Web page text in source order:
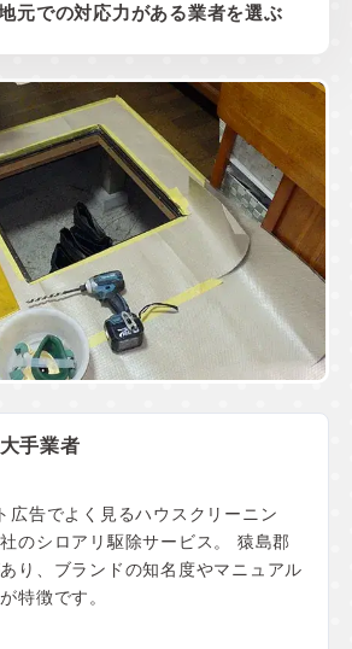
元での対応力がある業者を選ぶ
手業者
広告でよく見るハウスクリーニン
のシロアリ駆除サービス。 猿島郡
り、ブランドの知名度やマニュアル
特徴です。